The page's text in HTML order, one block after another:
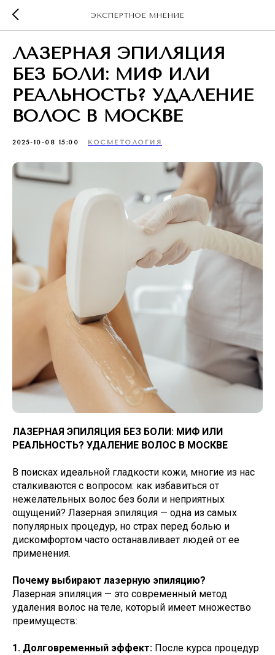
ЭКСПЕРТНОЕ МНЕНИЕ
ЛАЗЕРНАЯ ЭПИЛЯЦИЯ
БЕЗ БОЛИ: МИФ ИЛИ
РЕАЛЬНОСТЬ? УДАЛЕНИЕ
ВОЛОС В МОСКВЕ
2025-10-08 15:00 КОСМЕТОЛОГИЯ
ЛАЗЕРНАЯ ЭПИЛЯЦИЯ БЕЗ БОЛИ: МИФ ИЛИ
РЕАЛЬНОСТЬ? УДАЛЕНИЕ ВОЛОС В МОСКВЕ
В поисках идеальной гладкости кожи, многие из нас
сталкиваются с вопросом: как избавиться от
нежелательных волос без боли и неприятных
ощущений? Лазерная эпиляция — одна из самых
популярных процедур, но страх перед болью и
дискомфортом часто останавливает людей от ее
применения.
Почему выбирают лазерную эпиляцию?
Лазерная эпиляция — это современный метод
удаления волос на теле, который имеет множество
преимуществ:
1. Долговременный эффект: После курса процедур